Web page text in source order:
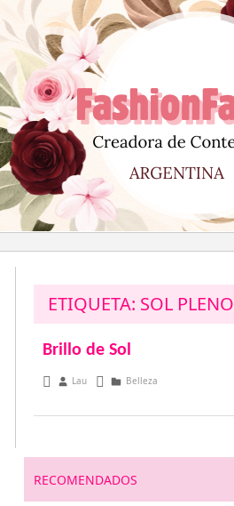
al
contenido
ETIQUETA: SOL PLENO
Brillo de Sol
noviembre 23, 2012
Lau Belleza
RECOMENDADOS